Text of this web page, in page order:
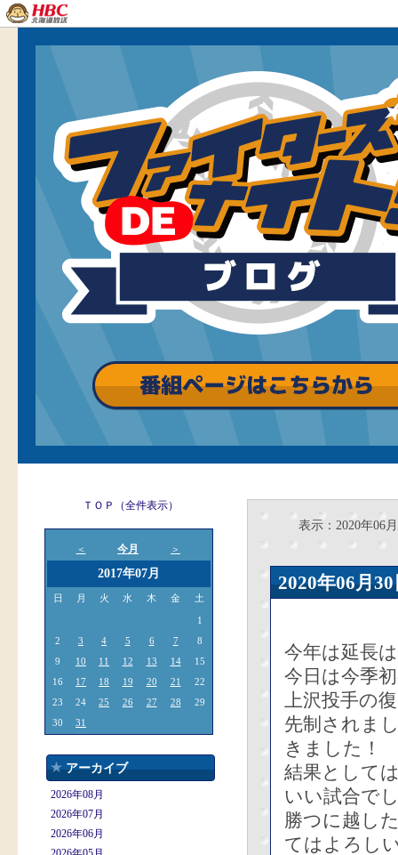
ＴＯＰ（全件表示）
＜ 今月 ＞
2017年07月
日 月 火 水 木 金 土
1
2
3 4 5 6 7
8
9
10 11 12 13 14
15
16
17 18 19 20 21
22
23
24 25 26 27 28
29
30
31
アーカイブ
2026年08月
2026年07月
2026年06月
表示：2020年06月
2020年06
今年は延長
今日は今季
上沢投手の
先制されま
きました！
結果として
いい試合で
勝つに越し
てはよろし